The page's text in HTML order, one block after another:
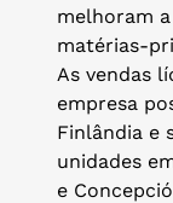
melhoram
matérias-
As vendas
empresa
Finlândia e
unidades
e